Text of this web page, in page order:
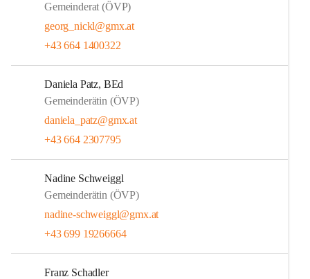
Gemeinderat (ÖVP)
georg_nickl@gmx.at
+43 664 1400322
Daniela Patz, BEd
Gemeinderätin (ÖVP)
daniela_patz@gmx.at
+43 664 2307795
Nadine Schweiggl
Gemeinderätin (ÖVP)
nadine-schweiggl@gmx.at
+43 699 19266664
Franz Schadler